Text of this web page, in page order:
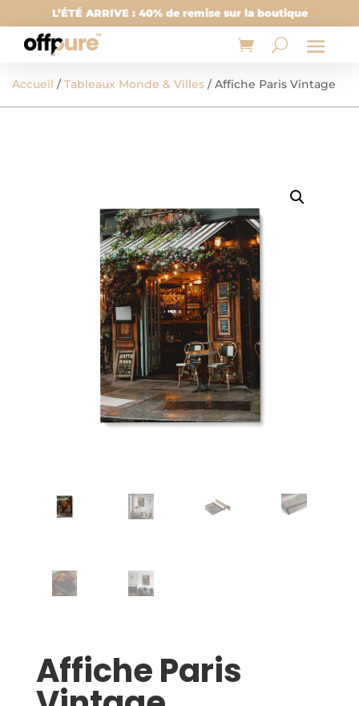
L’ÉTÉ ARRIVE : 40% de remise sur la boutique
Accueil /Tableaux Monde & Villes / Affiche Paris Vintage
Affiche Paris